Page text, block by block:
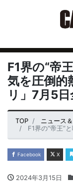
F1界の“帝
気を圧倒的
リ」7月5
TOP
ニュース
F1界の“帝王”と呼ばれ
Facebook X
2024年3月15日